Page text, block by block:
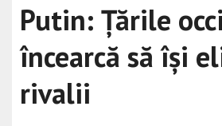
Putin: Țările
încearcă să își
rivalii